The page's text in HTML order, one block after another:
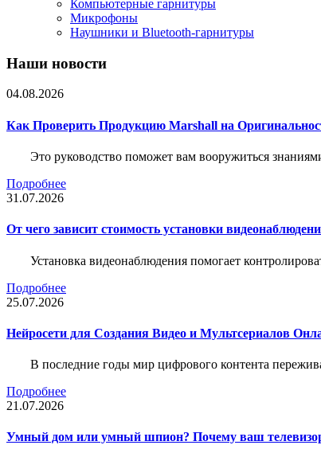
Компьютерные гарнитуры
Микрофоны
Наушники и Bluetooth-гарнитуры
Наши новости
04.08.2026
Как Проверить Продукцию Marshall на
Это руководство поможет вам вооружиться
Подробнее
31.07.2026
От чего зависит стоимость установки
Установка видеонаблюдения помогает
Подробнее
25.07.2026
Нейросети для Создания Видео и Мультсериалов
В последние годы мир цифрового контента
Подробнее
21.07.2026
Умный дом или умный шпион? Почему ваш